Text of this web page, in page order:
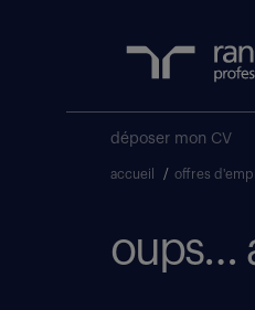
déposer mon CV
accueil / offres
oups…